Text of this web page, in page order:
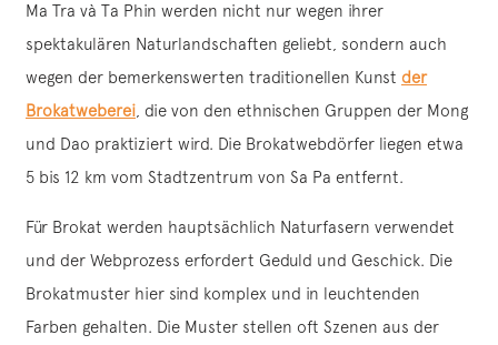
Ma Tra và Ta Phin werden nicht nur wegen ihrer
spektakulären Naturlandschaften geliebt, sondern auch
wegen der bemerkenswerten traditionellen Kunst der
Brokatweberei , die von den ethnischen Gruppen der Mong
und Dao praktiziert wird. Die Brokatwebdörfer liegen etwa
5 bis 12 km vom Stadtzentrum von Sa Pa entfernt.
Für Brokat werden hauptsächlich Naturfasern verwendet
und der Webprozess erfordert Geduld und Geschick. Die
Brokatmuster hier sind komplex und in leuchtenden
Farben gehalten. Die Muster stellen oft Szenen aus der